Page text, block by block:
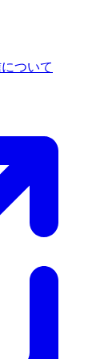
ついて